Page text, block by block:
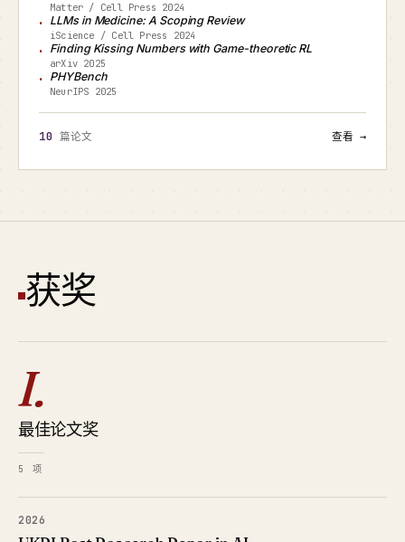
Matter / Cell Press 2024
LLMs in Medicine: A Scoping Review
iScience / Cell Press 2024
Finding Kissing Numbers with Game-theoretic RL
arXiv 2025
PHYBench
NeurIPS 2025
10 篇论文 查看 →
获奖
I.
最佳论文奖
5 项
2026